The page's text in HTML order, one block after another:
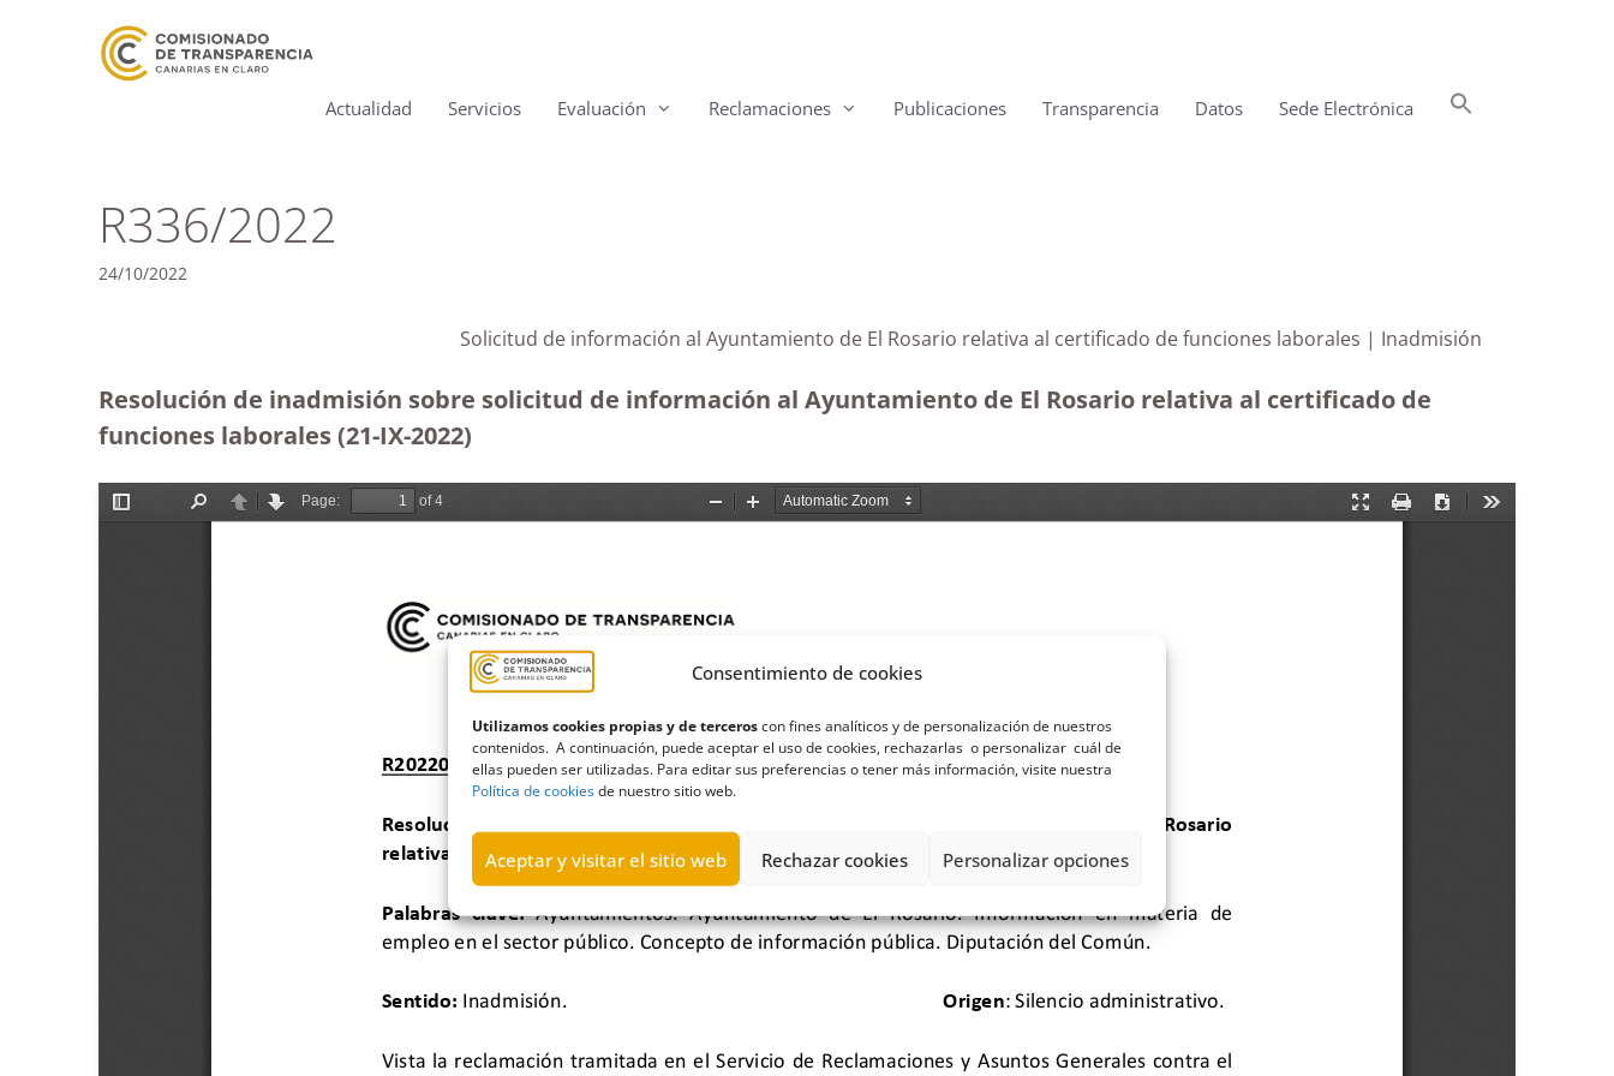
Consentimiento de cookies
Utilizamos cookies propias y de terceroscon fines analíticos y de personalización de nuestros
contenidos. A continuación, puede aceptar el uso de cookies, rechazarlas o personalizar cuál de
ellas pueden ser utilizadas. Para editar sus preferencias o tener más información, visite nuestra
Política de cookiesde nuestro sitio web.
Aceptar y visitar el sitio web Rechazar cookies Personalizar opciones
Actualidad Servicios Evaluación Reclamaciones Publicaciones Transparencia Datos Sede Electrónica
R336/2022
24/10/2022
Solicitud de información al Ayuntamiento de El Rosario relativa al certificado de funciones laborales | Inadmisión
Resolución de inadmisión sobre solicitud de información al Ayuntamiento de El Rosario relativa al certificado de
funciones laborales (21-IX-2022)